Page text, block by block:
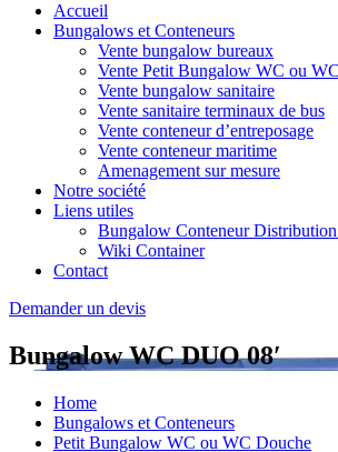
Accueil
Bungalows et Conteneurs
Vente bungalow bureaux
Vente Petit Bungalow WC ou
Vente bungalow sanitaire
Vente sanitaire terminaux de bus
Vente conteneur d’entreposage
Vente conteneur maritime
Amenagement sur mesure
Notre société
Liens utiles
Bungalow Conteneur Distribution
Wiki Container
Contact
Demander un devis
Bungalow WC DUO 08′
Home
Bungalows et Conteneurs
Petit Bungalow WC ou WC Douche